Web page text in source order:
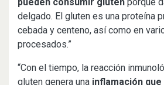
delgado. El gluten es una proteína
cebada y centeno, así como en
procesados.”
“Con el tiempo, la reacción
gluten genera una inflamación que